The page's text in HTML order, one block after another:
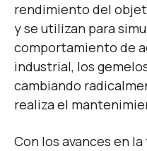
rendimiento del
y se utilizan para
comportamiento de
industrial, los
cambiando
realiza el
Con los avances en